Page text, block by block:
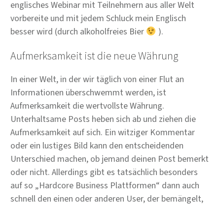
englisches Webinar mit Teilnehmern aus aller Welt
vorbereite und mit jedem Schluck mein Englisch
besser wird (durch alkoholfreies Bier
).
Aufmerksamkeit ist die neue Währung
In einer Welt, in der wir täglich von einer Flut an
Informationen überschwemmt werden, ist
Aufmerksamkeit die wertvollste Währung.
Unterhaltsame Posts heben sich ab und ziehen die
Aufmerksamkeit auf sich. Ein witziger Kommentar
oder ein lustiges Bild kann den entscheidenden
Unterschied machen, ob jemand deinen Post bemerkt
oder nicht. Allerdings gibt es tatsächlich besonders
auf so „Hardcore Business Plattformen“ dann auch
schnell den einen oder anderen User, der bemängelt,